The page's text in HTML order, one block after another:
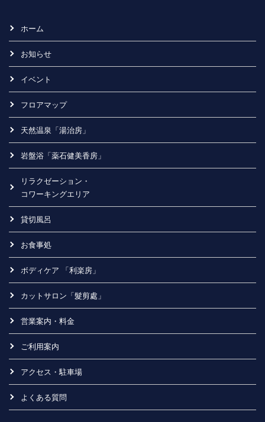
ホーム
お知らせ
イベント
フロアマップ
天然温泉「湯治房」
岩盤浴「薬石健美香房」
リラクゼーション・
コワーキングエリア
貸切風呂
お食事処
ボディケア 「利楽房」
カットサロン「髮剪處」
営業案内・料金
ご利用案内
アクセス・駐車場
よくある質問